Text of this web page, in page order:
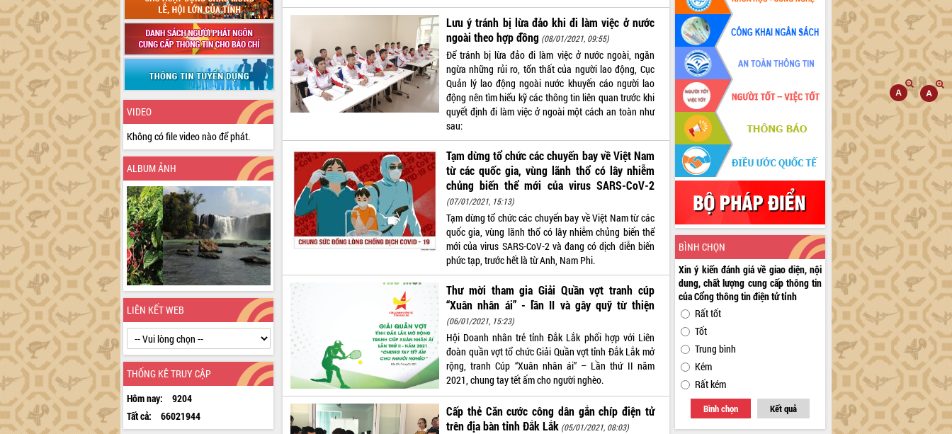
VIDEO
Không có file video nào để phát.
ALBUM ẢNH
LIÊN KẾT WEB
THỐNG KÊ TRUY CẬP
Hôm nay:
9204
Tất cả:
66021944
Lưu ý tránh bị lừa đảo khi đi làm việc ở nước
ngoài theo hợp đồng (08/01/2021, 09:55)
Để tránh bị lừa đảo đi làm việc ở nước ngoài, ngăn
ngừa những rủi ro, tổn thất của người lao động, Cục
Quản lý lao động ngoài nước khuyến cáo người lao
động nên tìm hiểu kỹ các thông tin liên quan trước khi
quyết định đi làm việc ở ngoài một cách an toàn như
sau:
Tạm dừng tổ chức các chuyến bay về Việt Nam
từ các quốc gia, vùng lãnh thổ có lây nhiễm
chủng biến thể mới của virus SARS-CoV-2
(07/01/2021, 15:13)
Tạm dừng tổ chức các chuyến bay về Việt Nam từ các
quốc gia, vùng lãnh thổ có lây nhiễm chủng biến thể
mới của virus SARS-CoV-2 và đang có dịch diễn biến
phức tạp, trước hết là từ Anh, Nam Phi.
Thư mời tham gia Giải Quần vợt tranh cúp
“Xuân nhân ái” - lần II và gây quỹ từ thiện
(06/01/2021, 15:23)
Hội Doanh nhân trẻ tỉnh Đắk Lắk phối hợp với Liên
đoàn quần vợt tổ chức Giải Quần vợt tỉnh Đắk Lắk mở
rộng, tranh Cúp “Xuân nhân ái” – Lần thứ II năm
2021, chung tay tết ấm cho người nghèo.
Cấp thẻ Căn cước công dân gắn chíp điện tử
trên địa bàn tỉnh Đắk Lắk (05/01/2021, 08:03)
BÌNH CHỌN
Xin ý kiến đánh giá về giao diện, nội
dung, chất lượng cung cấp thông tin
của Cổng thông tin điện tử tỉnh
Rất tốt
Tốt
Trung bình
Kém
Rất kém
Bình chọn Kết quả